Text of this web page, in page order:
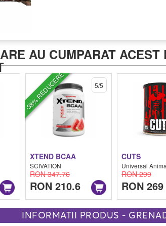
AU CUMPARAT ACEST
-38% REDUCERE
XTEND BCAA
SCIVATION
RON 347.76
RON 210.6
5/5
CUTS
Universal
RON 299
RON 269
INFORMATII PRODUS -